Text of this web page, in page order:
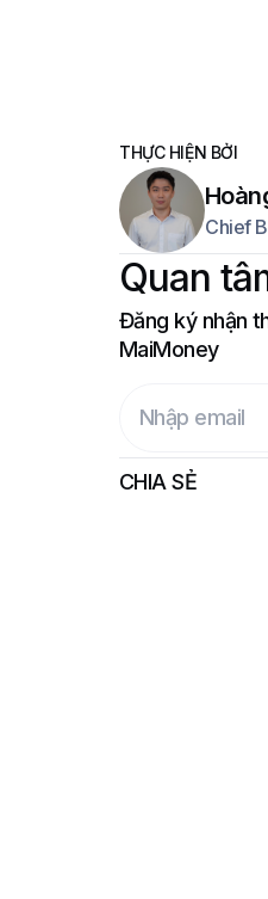
THỰC HIỆN BỞI
Chief
Quan
Đăng ký nhận
MaiMoney
CHIA SẺ